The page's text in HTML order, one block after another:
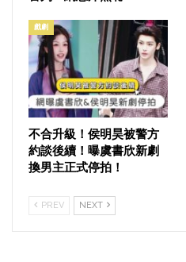
戲劇
不合升級！侯明昊被警方
約談後續！曝虞書欣新劇
換男主正式停拍！
PREV NEXT